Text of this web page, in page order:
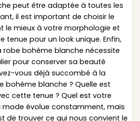
peut être adaptée à toutes les
il est important de choisir le
le mieux à votre morphologie et
tenue pour un look unique. Enfin,
robe bohème blanche nécessite
pour conserver sa beauté
vous déjà succombé à la
bohème blanche ? Quelle est
cette tenue ? Quel est votre
mode évolue constamment, mais
de trouver ce qui nous convient le